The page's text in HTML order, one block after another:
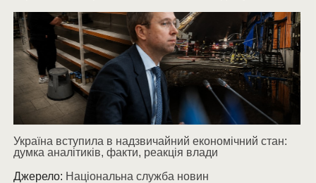
Україна вступила в надзвичайний економічний стан:
думка аналітиків, факти, реакція влади
Джерело: Національна служба новин